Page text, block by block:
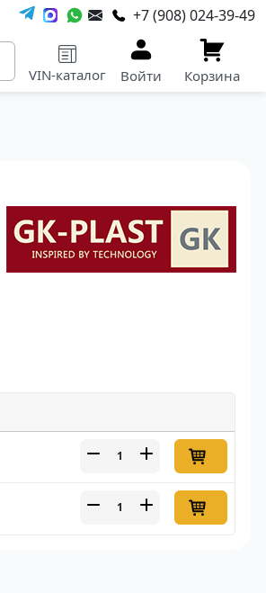
+7 (908) 024-39-49
VIN-каталог Войти Корзина